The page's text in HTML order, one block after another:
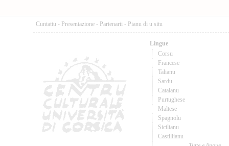
Cuntattu - Presentazione - Partenarii - Pianu di u situ
Lingue
Corsu
Francese
Talianu
Sardu
Catalanu
Purtughese
Maltese
Spagnolu
Sicilianu
Castillianu